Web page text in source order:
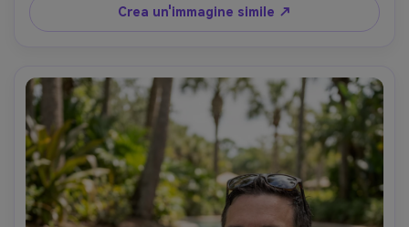
bordo, Sony A7IV, 85mm f/1.4, profondità di campo bassa
bokeh, cornice toracica, leggero angolo basso, umore
colori editoriale, messa a fuoco ultra nitida, alta
risoluzione- -ar 4:5
Crea un'immagine simile ↗